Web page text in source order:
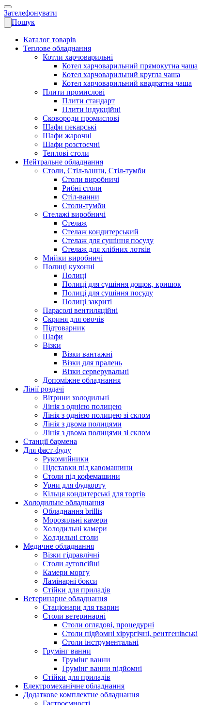
Зателефонувати
Пошук
Каталог товарів
Теплове обладнання
Котли харчоварильні
Котел харчоварильний прямокутна чаша
Котел харчоварильний кругла чаша
Котел харчоварильний квадратна чаша
Плити промислові
Плити стандарт
Плити індукційні
Сковороди промислові
Шафи пекарські
Шафи жарочні
Шафи розстоєчні
Теплові столи
Нейтральне обладнання
Столи, Стіл-ванни, Стіл-тумби
Столи виробничі
Рибні столи
Стіл-ванни
Столи-тумби
Стелажі виробничі
Стелаж
Стелаж кондитерський
Стелаж для сушіння посуду
Стелаж для хлібних лотків
Мийки виробничі
Полиці кухонні
Полиці
Полиці для сушіння дощок, кришок
Полиці для сушіння посуду
Полиці закриті
Парасолі вентиляційні
Скриня для овочів
Підтоварник
Шафи
Візки
Візки вантажні
Візки для пралень
Візки серверувальні
Допоміжне обладнання
Лінії роздачі
Вітрини холодильні
Лінія з однією полицею
Лінія з однією полицею зі склом
Лінія з двома полицями
Лінія з двома полицями зі склом
Станції бармена
Для фаст-фуду
Рукомийники
Підставки під кавомашини
Столи під кофемашини
Урни для фудкорту
Кільця кондитерські для тортів
Холодильне обладнання
Обладнання brillis
Морозильні камери
Холодильні камери
Холдильні столи
Медичне обладнання
Візки гідравлічні
Столи аутопсійні
Камери моргу
Ламінарні бокси
Стійки для приладів
Ветеринарне обладнання
Стаціонари для тварин
Столи ветеринарні
Столи оглядові, процедурні
Столи підйомні хірургічні, рентгенівські
Столи інструментальні
Грумінг ванни
Грумінг ванни
Грумінг ванни підйомні
Стійки для приладів
Електромеханічне обладнання
Додаткове комплектне обладнання
Гастроємності